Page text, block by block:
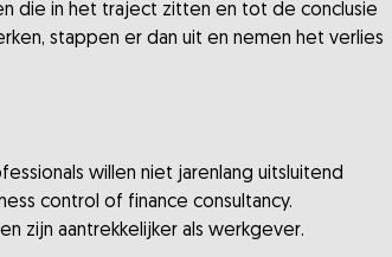
die in het traject zitten en tot de conclusie
stappen er dan uit en nemen het verlies
willen niet jarenlang uitsluitend
control of finance consultancy.
zijn aantrekkelijker als werkgever.